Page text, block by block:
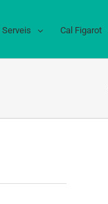
Serveis Cal Figarot